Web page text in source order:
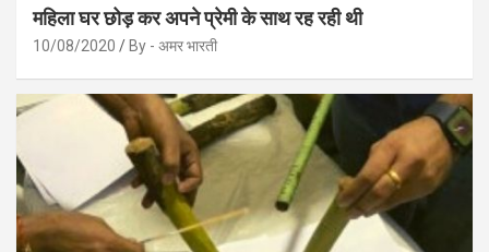
महिला घर छोड़ कर अपने प्रेमी के साथ रह रही थी
10/08/2020 By - अमर भारती